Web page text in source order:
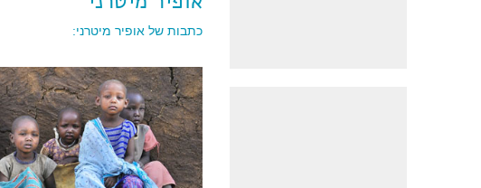
כתבות של אופיר מיטרני: